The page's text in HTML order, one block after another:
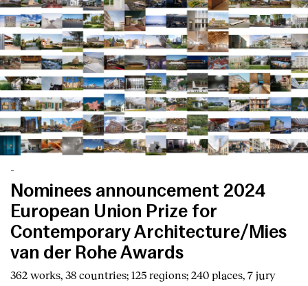
-
Nominees announcement 2024
European Union Prize for
Contemporary Architecture/Mies
van der Rohe Awards
362 works, 38 countries; 125 regions; 240 places, 7 jury